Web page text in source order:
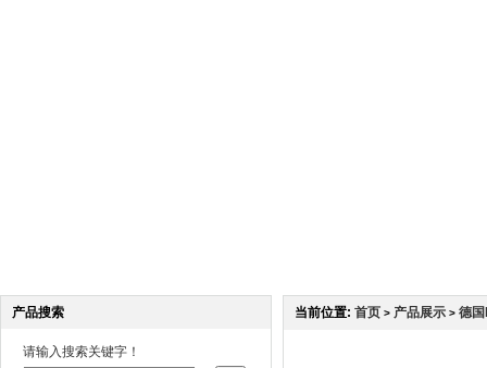
产品搜索
请输入搜索关键字！
当前位置: 首页 > 产品展示 > 德